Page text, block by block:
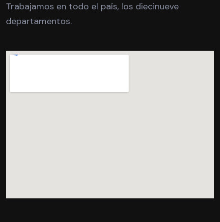
Trabajamos en todo el país, los diecinueve
departamentos.